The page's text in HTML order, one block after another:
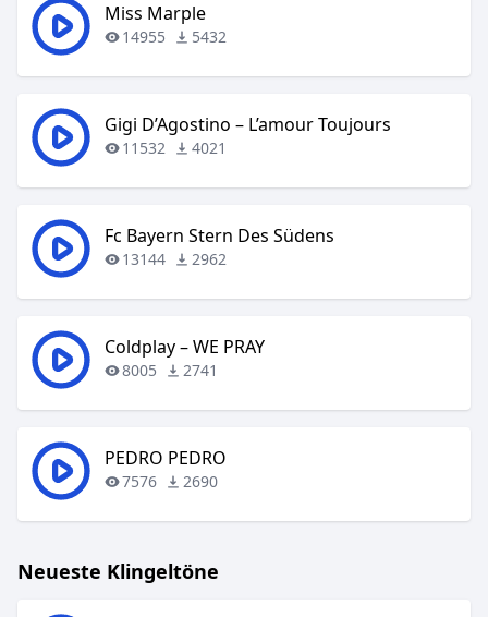
Miss Marple
14955 5432
Gigi D’Agostino – L’amour Toujours
11532 4021
Fc Bayern Stern Des Südens
13144 2962
Coldplay – WE PRAY
8005 2741
PEDRO PEDRO
7576 2690
Neueste Klingeltöne